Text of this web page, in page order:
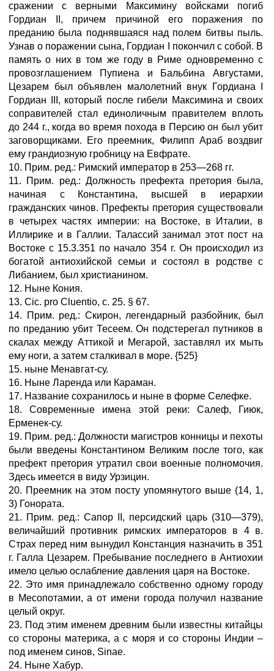
сражении с верными Максимину войсками погиб
Гордиан II, причем причиной его поражения по
преданию была поднявшаяся над полем битвы пыль.
Узнав о поражении сына, Гордиан I покончил с собой. В
память о них в том же году в Риме одновременно с
провозглашением Пупиена и Бальбина Августами,
Цезарем был объявлен малолетний внук Гордиана I
Гордиан III, который после гибели Максимина и своих
соправителей стал единоличным правителем вплоть
до 244 г., когда во время похода в Персию он был убит
заговорщиками. Его преемник, Филипп Араб воздвиг
ему грандиозную гробницу на Евфрате.
10. Прим. ред.: Римский император в 253—268 гг.
11. Прим. ред.: Должность префекта претория была,
начиная с Константина, высшей в иерархии
гражданских чинов. Префекты претория существовали
в четырех частях империи: на Востоке, в Италии, в
Иллирике и в Галлии. Талассий занимал этот пост на
Востоке с 15.3.351 по начало 354 г. Он происходил из
богатой антиохийской семьи и состоял в родстве с
Либанием, был христианином.
12. Ныне Кония.
13. Cic. pro Cluentio, с. 25. § 67.
14. Прим. ред.: Скирон, легендарный разбойник, был
по преданию убит Тесеем. Он подстерегал путников в
скалах между Аттикой и Мегарой, заставлял их мыть
ему ноги, а затем сталкивал в море. {525}
15. ныне Менавгат-су.
16. Ныне Ларенда или Караман.
17. Название сохранилось и ныне в форме Селефке.
18. Современные имена этой реки: Салеф, Гиюк,
Ерменек-су.
19. Прим. ред.: Должности магистров конницы и пехоты
были введены Константином Великим после того, как
префект претория утратил свои военные полномочия.
Здесь имеется в виду Урзицин.
20. Преемник на этом посту упомянутого выше (14, 1,
3) Гонората.
21. Прим. ред.: Сапор II, персидский царь (310—379),
величайший противник римских императоров в 4 в.
Страх перед ним вынудил Констанция назначить в 351
г. Галла Цезарем. Пребывание последнего в Антиохии
имело целью ослабление давления царя на Востоке.
22. Это имя принадлежало собственно одному городу
в Месопотамии, а от имени города получил название
целый округ.
23. Под этим именем древним были известны китайцы
со стороны материка, а с моря и со стороны Индии –
под именем синов, Sinae.
24. Ныне Хабур.